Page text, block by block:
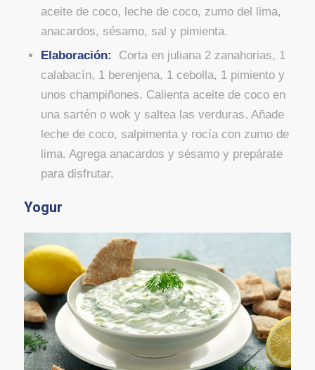
aceite de coco, leche de coco, zumo del lima,
anacardos, sésamo, sal y pimienta.
Elaboración: Corta en juliana 2 zanahorias, 1
calabacín, 1 berenjena, 1 cebolla, 1 pimiento y
unos champiñones. Calienta aceite de coco en
una sartén o wok y saltea las verduras. Añade
leche de coco, salpimenta y rocía con zumo de
lima. Agrega anacardos y sésamo y prepárate
para disfrutar.
Yogur